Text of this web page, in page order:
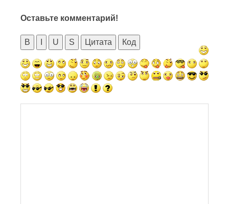
Оставьте комментарий!
B U S Цитата Код